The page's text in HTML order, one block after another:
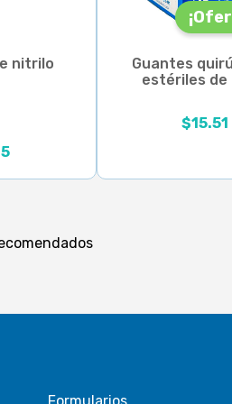
nitrilo
desde $5.75 hasta $6.01
Guantes
estériles de
El precio
$15.51
El precio